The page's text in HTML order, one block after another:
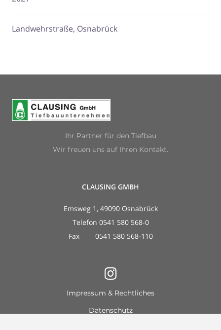
Landwehrstraße, Osnabrück
Ihr Partner für den Tiefbau
Wir freuen uns auf Ihren Kontakt.
CLAUSING GMBH
Emsweg 1, 49090 Osnabrück
Telefon 0541 580 568-0
Fax 0541 580 568-110
Impressum & Rechtliches
Datenschutz